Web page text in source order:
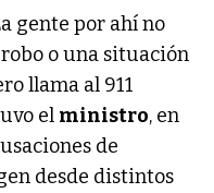
gente por ahí no
o una situación
llama al 911
el ministro, en
de
desde distintos